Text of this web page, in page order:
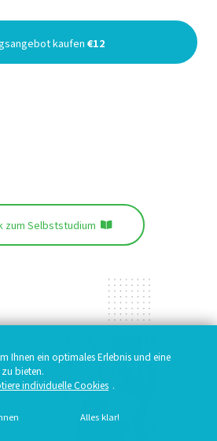
kaufen €12
zum Selbststudium
Ihnen ein optimales Erlebnis und eine
bieten.
individuelle Cookies .
Alles klar!